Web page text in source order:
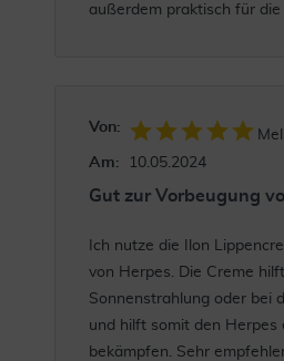
außerdem praktisch für die
Von:
Am:
10.05.2024
Gut zur Vorbeugung
Ich nutze die Ilon
von Herpes. Die Creme
Sonnenstrahlung oder bei
und hilft somit den Herpes
bekämpfen. Sehr